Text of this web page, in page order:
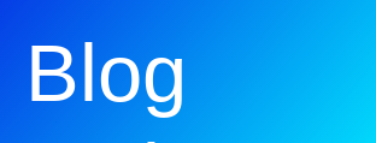
Blog